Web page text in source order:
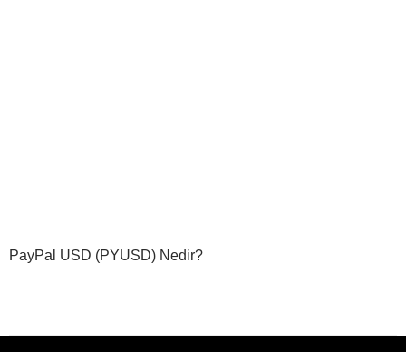
PayPal USD (PYUSD) Nedir?